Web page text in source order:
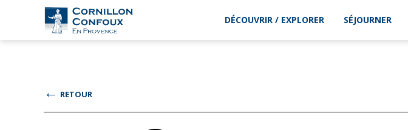
Ville
Provence
DÉCOUVRIR / EXPLORER SÉJOURNER
← RETOUR